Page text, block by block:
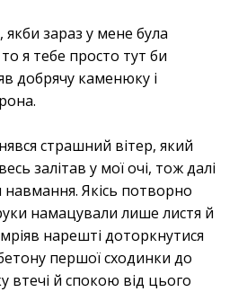
зараз у мене була
я тебе просто тут би
добрячу каменюку і
страшний вітер, який
залітав у мої очі, тож далі
Якісь потворно
намацували лише листя й
нарешті доторкнутися
першої сходинки до
втечі й спокою від цього